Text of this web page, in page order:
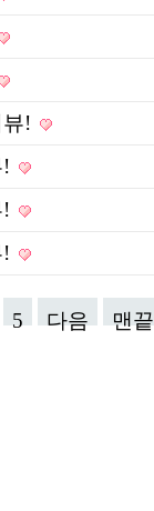
!
5 다음 맨끝